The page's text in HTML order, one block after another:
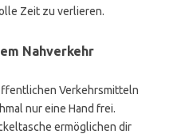
Zeit zu verlieren.
Nahverkehr
Verkehrsmitteln
nur eine Hand frei.
ermöglichen dir